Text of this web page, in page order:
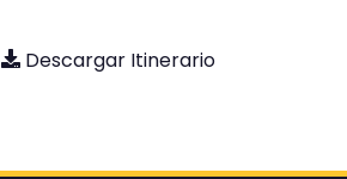
Descargar Itinerario